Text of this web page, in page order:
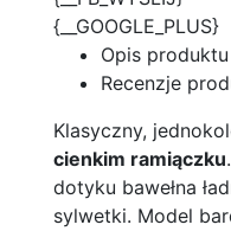
{__GOOGLE_PLUS}
Opis produktu
Recenzje
Klasyczny,
cienkim ramiączku
dotyku bawełna
sylwetki. Model